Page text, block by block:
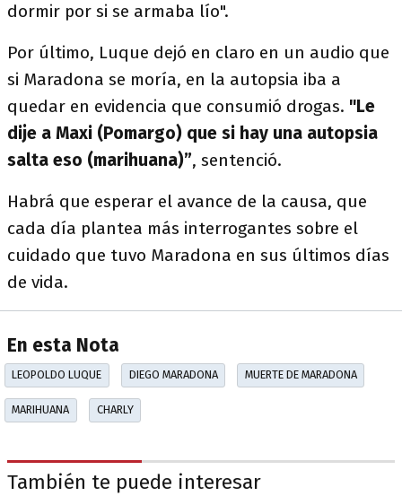
dormir por si se armaba lío".
Por último, Luque dejó en claro en un audio que
si Maradona se moría, en la autopsia iba a
quedar en evidencia que consumió drogas. "Le
dije a Maxi (Pomargo) que si hay una autopsia
salta eso (marihuana)”, sentenció.
Habrá que esperar el avance de la causa, que
cada día plantea más interrogantes sobre el
cuidado que tuvo Maradona en sus últimos días
de vida.
En esta Nota
LEOPOLDO LUQUE DIEGO MARADONA MUERTE DE MARADONA
MARIHUANA CHARLY
También te puede interesar